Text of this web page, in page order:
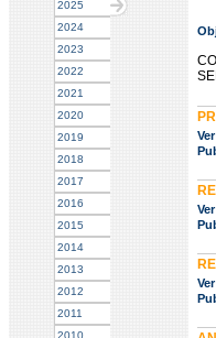
2025
2024
2023
2022
2021
2020
2019
2018
2017
2016
2015
2014
2013
2012
2011
2010